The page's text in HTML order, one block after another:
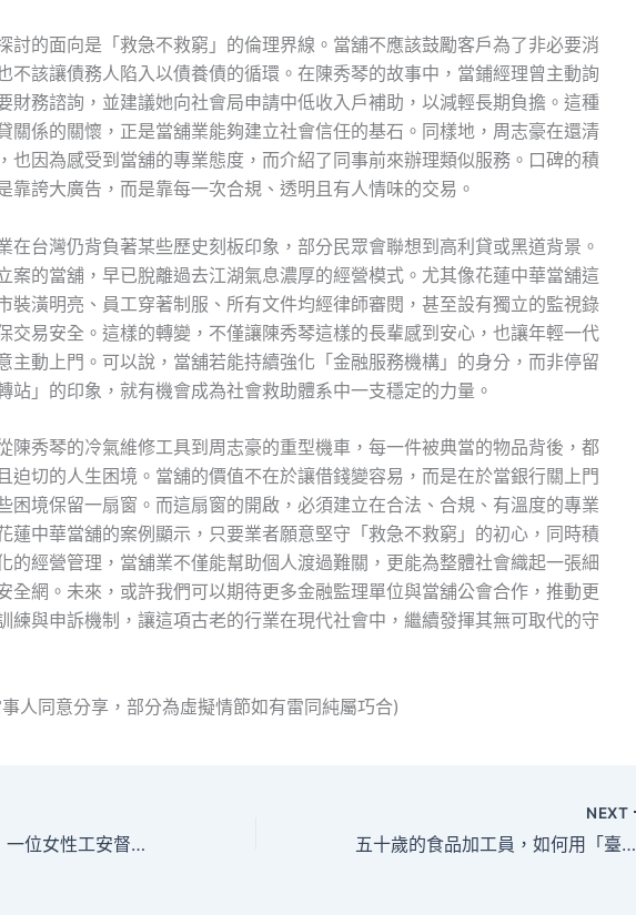
討的面向是「救急不救窮」的倫理界線。當舖不應該鼓勵客戶為了非必要消
不該讓債務人陷入以債養債的循環。在陳秀琴的故事中，當鋪經理曾主動詢
財務諮詢，並建議她向社會局申請中低收入戶補助，以減輕長期負擔。這種
關係的關懷，正是當舖業能夠建立社會信任的基石。同樣地，周志豪在還清
也因為感受到當舖的專業態度，而介紹了同事前來辦理類似服務。口碑的積
靠誇大廣告，而是靠每一次合規、透明且有人情味的交易。
在台灣仍背負著某些歷史刻板印象，部分民眾會聯想到高利貸或黑道背景。
案的當舖，早已脫離過去江湖氣息濃厚的經營模式。尤其像花蓮中華當舖這
裝潢明亮、員工穿著制服、所有文件均經律師審閱，甚至設有獨立的監視錄
交易安全。這樣的轉變，不僅讓陳秀琴這樣的長輩感到安心，也讓年輕一代
主動上門。可以說，當舖若能持續強化「金融服務機構」的身分，而非停留
站」的印象，就有機會成為社會救助體系中一支穩定的力量。
陳秀琴的冷氣維修工具到周志豪的重型機車，每一件被典當的物品背後，都
迫切的人生困境。當舖的價值不在於讓借錢變容易，而是在於當銀行關上門
困境保留一扇窗。而這扇窗的開啟，必須建立在合法、合規、有溫度的專業
蓮中華當舖的案例顯示，只要業者願意堅守「救急不救窮」的初心，同時積
的經營管理，當舖業不僅能幫助個人渡過難關，更能為整體社會織起一張細
全網。未來，或許我們可以期待更多金融監理單位與當舖公會合作，推動更
練與申訴機制，讓這項古老的行業在現代社會中，繼續發揮其無可取代的守
人同意分享，部分為虛擬情節如有雷同純屬巧合)
當舖不只是當舖：一位女性工安督導的救急啟示
NEXT
五十歲的食品加工員，如何用「臺北當舖」救急不救窮？